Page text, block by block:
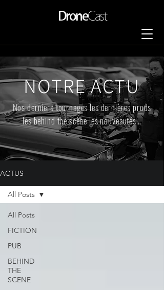
DroneCast
NOTRE ACTU
Nos derniers tournages les dernières prods
les behind the scène les nouveautés…
ACTUS
All Posts
FICTION
PUB
BEHIND
THE
SCENE
All Posts